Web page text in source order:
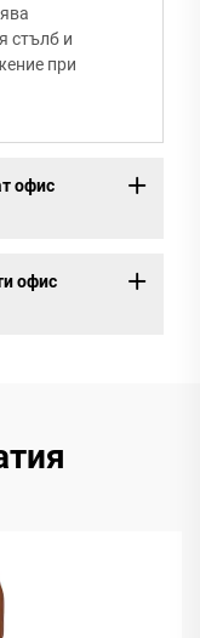
стълб и
при
офис
офис